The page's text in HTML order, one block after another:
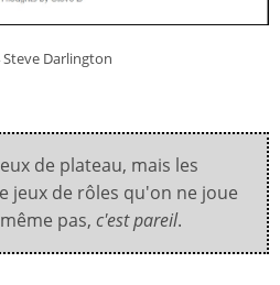
Darlington
de plateau, mais les
jeux de rôles qu'on ne joue
pas, c'est pareil.